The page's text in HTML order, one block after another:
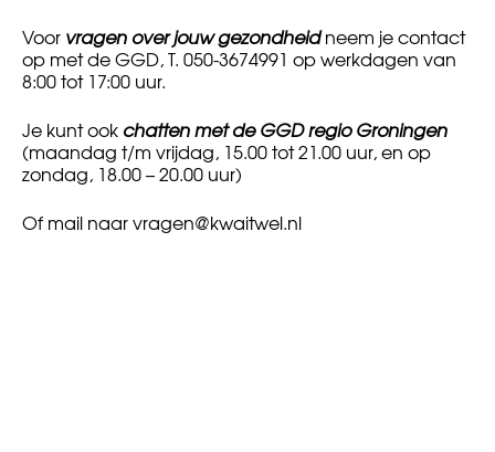
Voor vragen over jouw gezondheidneem je contact
op met de GGD, T. 050-3674991 op werkdagen van
8:00 tot 17:00 uur.
Je kunt ook chatten met de GGD regio Groningen
(maandag t/m vrijdag, 15.00 tot 21.00 uur, en op
zondag, 18.00 – 20.00 uur)
Of mail naarvragen@kwaitwel.nl